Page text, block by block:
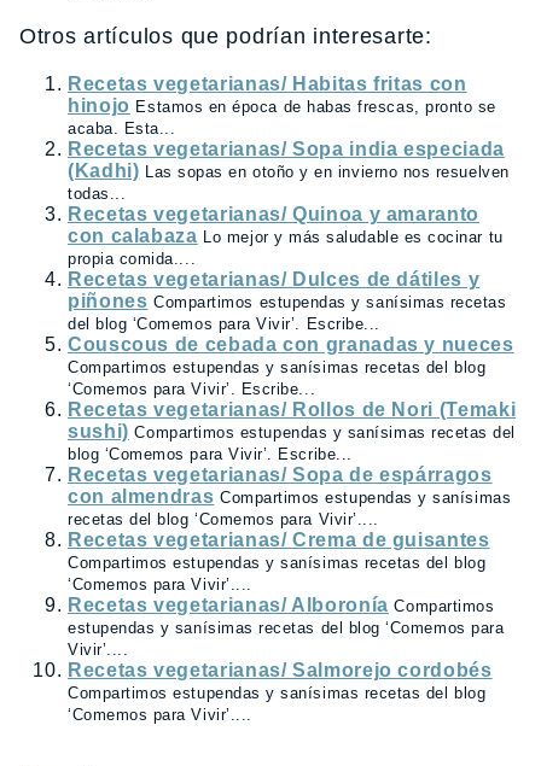
Otros artículos que podrían interesarte:
Recetas vegetarianas/ Habitas fritas con
hinojo Estamos en época de habas frescas, pronto se
acaba. Esta...
Recetas vegetarianas/ Sopa india especiada
(Kadhi) Las sopas en otoño y en invierno nos resuelven
todas...
Recetas vegetarianas/ Quinoa y amaranto
con calabaza Lo mejor y más saludable es cocinar tu
propia comida....
Recetas vegetarianas/ Dulces de dátiles y
piñones Compartimos estupendas y sanísimas recetas
del blog ‘Comemos para Vivir’. Escribe...
Couscous de cebada con granadas y nueces
Compartimos estupendas y sanísimas recetas del blog
‘Comemos para Vivir’. Escribe...
Recetas vegetarianas/ Rollos de Nori (Temaki
sushi) Compartimos estupendas y sanísimas recetas del
blog ‘Comemos para Vivir’. Escribe...
Recetas vegetarianas/ Sopa de espárragos
con almendras Compartimos estupendas y sanísimas
recetas del blog ‘Comemos para Vivir’....
Recetas vegetarianas/ Crema de guisantes
Compartimos estupendas y sanísimas recetas del blog
‘Comemos para Vivir’....
Recetas vegetarianas/ Alboronía Compartimos
estupendas y sanísimas recetas del blog ‘Comemos para
Vivir’....
Recetas vegetarianas/ Salmorejo cordobés
Compartimos estupendas y sanísimas recetas del blog
‘Comemos para Vivir’....